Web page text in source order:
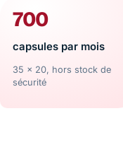
700
capsules par mois
35 × 20, hors stock de
sécurité